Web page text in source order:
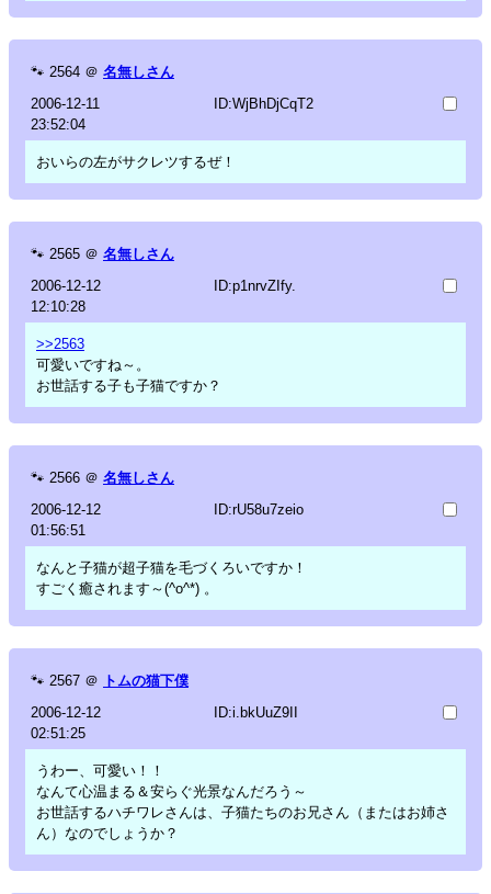
🐾 2564 ＠ 名無しさん
2006-12-11
23:52:04
ID:WjBhDjCqT2
おいらの左がサクレツするぜ！
🐾 2565 ＠ 名無しさん
2006-12-12
12:10:28
ID:p1nrvZIfy.
>>2563
可愛いですね～。
お世話する子も子猫ですか？
🐾 2566 ＠ 名無しさん
2006-12-12
01:56:51
ID:rU58u7zeio
なんと子猫が超子猫を毛づくろいですか！
すごく癒されます～(^o^*) 。
🐾 2567 ＠ トムの猫下僕
2006-12-12
02:51:25
ID:i.bkUuZ9II
うわー、可愛い！！
なんて心温まる＆安らぐ光景なんだろう～
お世話するハチワレさんは、子猫たちのお兄さん（またはお姉さ
ん）なのでしょうか？